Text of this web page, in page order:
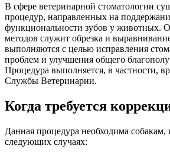
В сфере ветеринарной стоматологии
процедур, направленных на
функциональности зубов у животных.
методов служит обрезка и
выполняются с целью исправления
проблем и улучшения общего
Процедура выполняется, в частности,
Службы Ветеринарии.
Когда требуется
Данная процедура необходима
следующих случаях: